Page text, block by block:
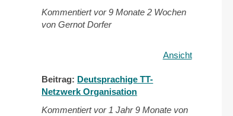
Kommentiert vor9 Monate 2 Wochen
von Gernot Dorfer
Ansicht
Beitrag: Deutsprachige TT-
Netzwerk Organisation
Kommentiert vor 1 Jahr 9 Monate von